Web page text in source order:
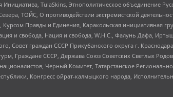
TulaSkins, Этнополитическое объединение
ТОЙС, О противодействии экстремистской
Правды и Единения, Каракольская инициативная
и свобода, Нация и свобода, W.H.С., Фалунь Дафа,
граждан СССР Прикубанского округа г.
Граждане СССР, Держава Союз Советских Светлых
Черный Комитет, Татарстанское
Конгресс ойрат-калмыцкого народа,